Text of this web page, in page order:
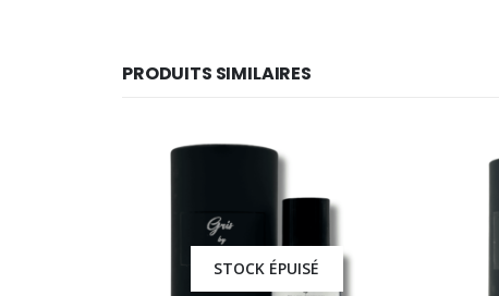
PRODUITS SIMILAIRES
STOCK ÉPUISÉ